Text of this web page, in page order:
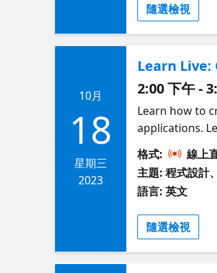
隨選檢視
10月
18
星期三
2023
Learn
2:00 下午 -
Learn how to
applications.
格式:
線上
主題: 程式設計
語言: 英文
隨選檢視